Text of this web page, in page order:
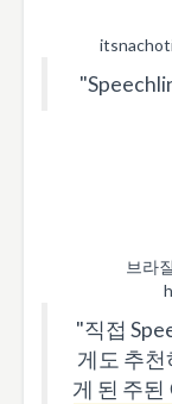
브라
"직접
게도 추
게 된 주된